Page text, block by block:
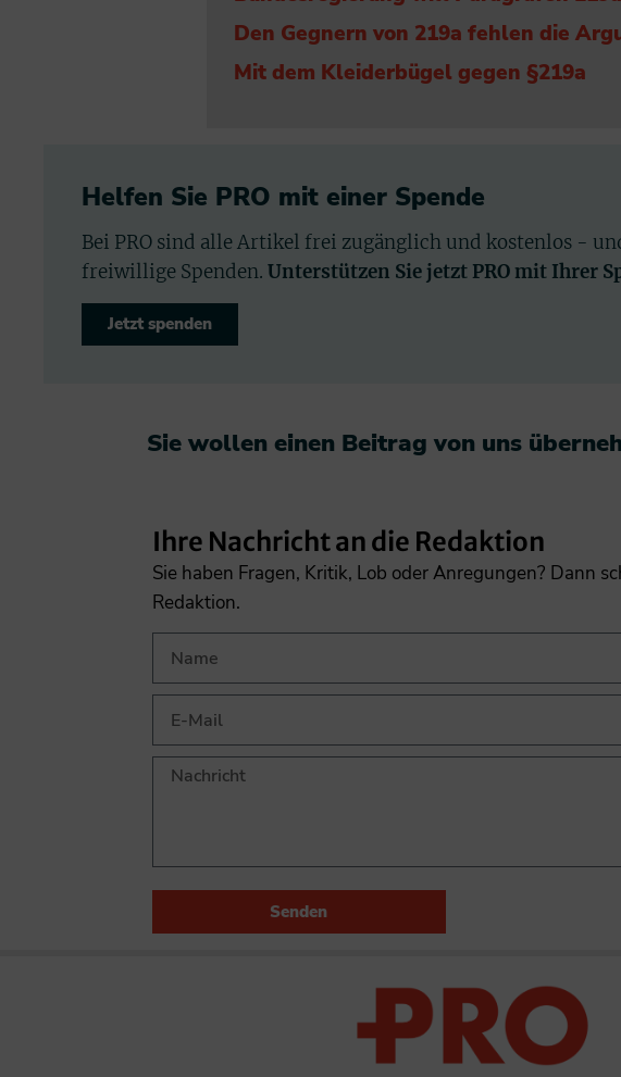
Den Gegnern von 219a fehlen die
Mit dem Kleiderbügel gegen §219a
Helfen Sie PRO mit einer Spende
Bei PRO sind alle Artikel frei zugänglich und kostenlos -
freiwillige Spenden. Unterstützen Sie jetzt PRO mit Ihrer
Jetzt spenden
Sie wollen einen Beitrag von uns
Ihre Nachricht an die Redaktion
Sie haben Fragen, Kritik, Lob oder Anregungen? Dann
Redaktion.
Senden